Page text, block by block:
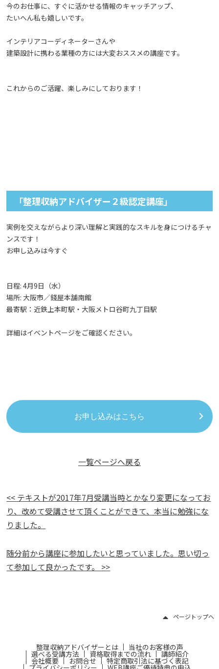
今のお仕事に、すぐに活かせる情報のキャッチアップ、
たいへん私も嬉しいです。
インテリアコーディネーターさんや
建築設計に携わる業種の方には大変おススメの講座です。
これからのご活躍、楽しみにしております！
「整理収納アドバイザー２級認定講座」
実例を交えながらより深い理解と実践的なスキルを身につけるチャ
ンスです！
お申し込みは今すぐ
日程: 4月9日（水）
場所: 大阪市／錢屋本舗南館
最寄駅：近鉄上本町駅・大阪メトロ谷町九丁目駅
詳細はイベントページをご確認ください。
お申し込みはこちら
一覧ページへ戻る
<< テキストが2017年7月受講当時とかなり変更になってお
り、改めて受講させて頂くことができて、本当に勉強にな
りました。
随分前から講座に参加したいと思っていました。思い切っ
て参加して良かったです。 >>
ページトップヘ
整理収納アドバイザーとは 当社のお客様の声
選べる受講方法 資格取得までの流れ 講師紹介
会社概要 お問合せ 特定商取引法に基づく表記